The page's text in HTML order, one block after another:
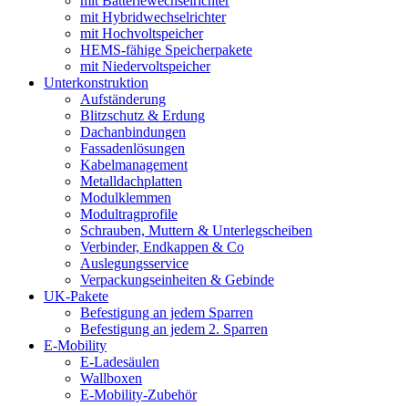
mit Hybridwechselrichter
mit Hochvoltspeicher
HEMS-fähige Speicherpakete
mit Niedervoltspeicher
Unterkonstruktion
Aufständerung
Blitzschutz & Erdung
Dachanbindungen
Fassadenlösungen
Kabelmanagement
Metalldachplatten
Modulklemmen
Modultragprofile
Schrauben, Muttern & Unterlegscheiben
Verbinder, Endkappen & Co
Auslegungsservice
Verpackungseinheiten & Gebinde
UK-Pakete
Befestigung an jedem Sparren
Befestigung an jedem 2. Sparren
E-Mobility
E-Ladesäulen
Wallboxen
E-Mobility-Zubehör